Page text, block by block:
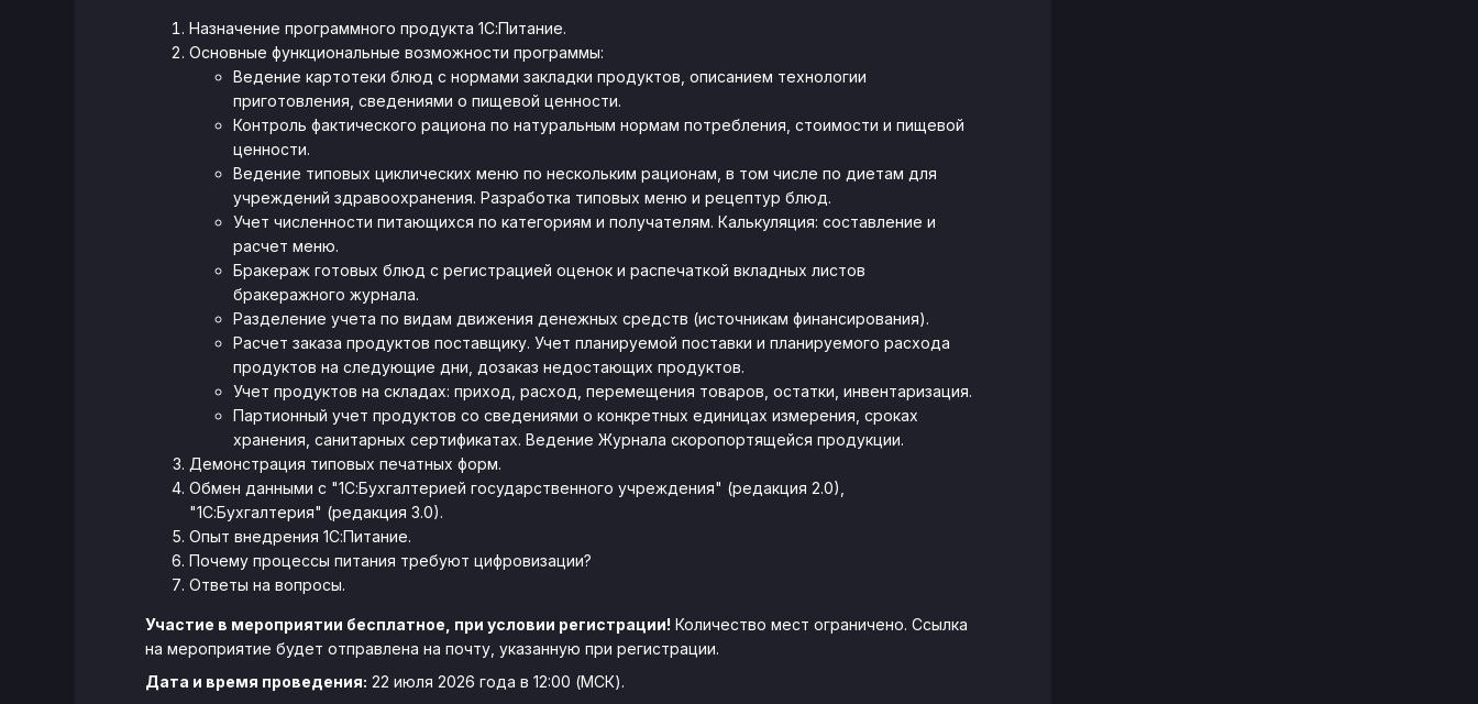
Назначение программного продукта 1С:Питание.
Основные функциональные возможности программы:
Ведение картотеки блюд с нормами закладки продуктов, описанием технологии
приготовления, сведениями о пищевой ценности.
Контроль фактического рациона по натуральным нормам потребления, стоимости и пищевой
ценности.
Ведение типовых циклических меню по нескольким рационам, в том числе по диетам для
учреждений здравоохранения. Разработка типовых меню и рецептур блюд.
Учет численности питающихся по категориям и получателям. Калькуляция: составление и
расчет меню.
Бракераж готовых блюд с регистрацией оценок и распечаткой вкладных листов
бракеражного журнала.
Разделение учета по видам движения денежных средств (источникам финансирования).
Расчет заказа продуктов поставщику. Учет планируемой поставки и планируемого расхода
продуктов на следующие дни, дозаказ недостающих продуктов.
Учет продуктов на складах: приход, расход, перемещения товаров, остатки, инвентаризация.
Партионный учет продуктов со сведениями о конкретных единицах измерения, сроках
хранения, санитарных сертификатах. Ведение Журнала скоропортящейся продукции.
Демонстрация типовых печатных форм.
Обмен данными с "1С:Бухгалтерией государственного учреждения" (редакция 2.0),
"1С:Бухгалтерия" (редакция 3.0).
Опыт внедрения 1С:Питание.
Почему процессы питания требуют цифровизации?
Ответы на вопросы.
Участие в мероприятии бесплатное, при условии регистрации! Количество мест ограничено. Ссылка
на мероприятие будет отправлена на почту, указанную при регистрации.
Дата и время проведения: 22 июля 2026 года в 12:00 (МСК).